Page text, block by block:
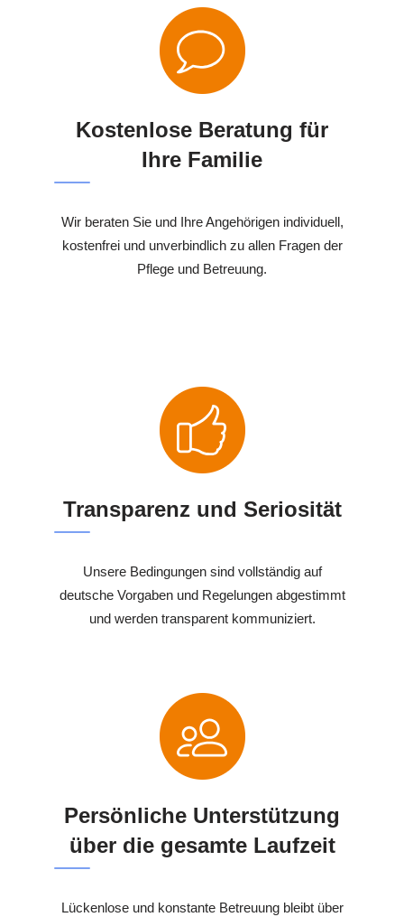
Kostenlose Beratung für
Ihre Familie
Wir beraten Sie und Ihre Angehörigen individuell,
kostenfrei und unverbindlich zu allen Fragen der
Pflege und Betreuung.
Transparenz und Seriosität
Unsere Bedingungen sind vollständig auf
deutsche Vorgaben und Regelungen abgestimmt
und werden transparent kommuniziert.
Persönliche Unterstützung
über die gesamte Laufzeit
Lückenlose und konstante Betreuung bleibt über